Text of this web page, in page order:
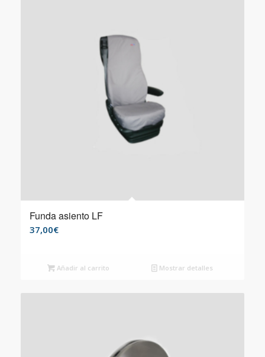
Funda asiento LF
37,00€
Añadir al carrito Mostrar detalles